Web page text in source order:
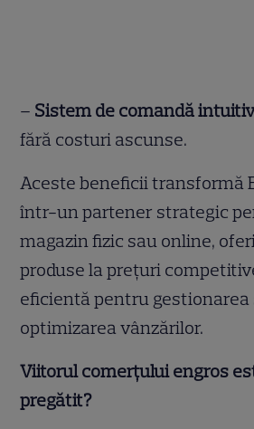
– Sistem de comandă
fără costuri ascunse.
Aceste beneficii transformă
într-un partener strategic
magazin fizic sau online,
produse la prețuri
eficientă pentru
optimizarea vânzărilor.
Viitorul comerțului engros
pregătit?